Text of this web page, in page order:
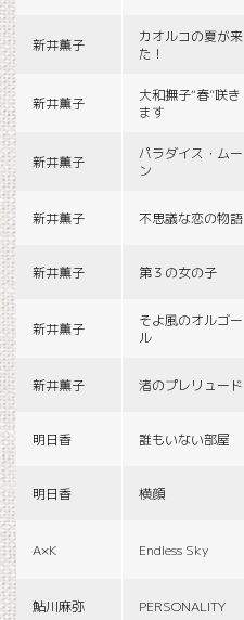
新井薫子
カオルコの夏が来
た！
新井薫子
大和撫子“春”咲き
ます
新井薫子
パラダイス・ムー
ン
新井薫子 不思議な恋の物語
新井薫子 第３の女の子
新井薫子
そよ風のオルゴー
ル
新井薫子 渚のプレリュード
明日香 誰もいない部屋
明日香 横顔
A×K Endless Sky
鮎川麻弥 PERSONALITY